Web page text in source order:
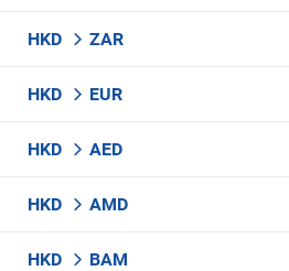
HKD ZAR
HKD EUR
HKD AED
HKD AMD
HKD BAM